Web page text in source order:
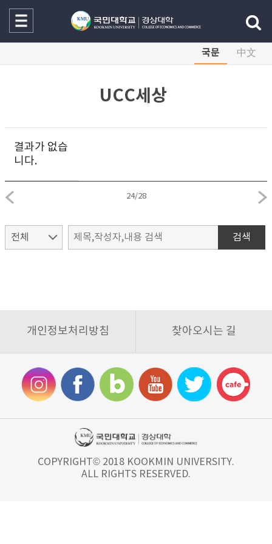
국문 中文
UCC세상
결과가 없습
니다.
24/28
검색
개인정보처리방침 찾아오시는 길
COPYRIGHT© 2018 KOOKMIN UNIVERSITY.
ALL RIGHTS RESERVED.